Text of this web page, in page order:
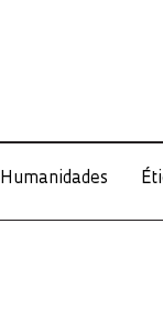
Humanidades